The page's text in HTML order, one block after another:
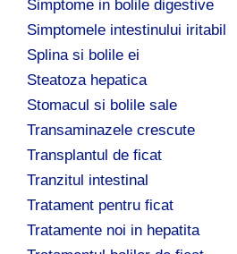
Simptome in bolile digestive
Simptomele intestinului iritabil
Splina si bolile ei
Steatoza hepatica
Stomacul si bolile sale
Transaminazele crescute
Transplantul de ficat
Tranzitul intestinal
Tratament pentru ficat
Tratamente noi in hepatita